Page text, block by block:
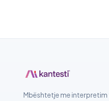
Mbështetje me interpretim
Dansk